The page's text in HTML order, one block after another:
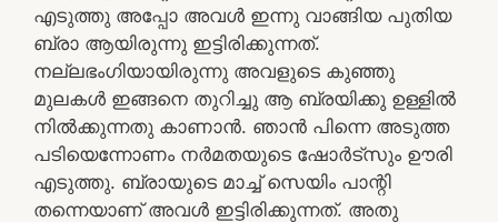
എടുത്തു അപ്പോ അവൾ ഇന്നു വാങ്ങിയ പുതിയ
ബ്രാ ആയിരുന്നു ഇട്ടിരിക്കുന്നത്.
നല്ലഭംഗിയായിരുന്നു അവളുടെ കുഞ്ഞു
മുലകൾ ഇങ്ങനെ തുറിച്ചു ആ ബ്രയിക്കു ഉള്ളിൽ
നിൽക്കുന്നതു കാണാൻ. ഞാൻ പിന്നെ അടുത്ത
പടിയെന്നോണം നർമതയുടെ ഷോർട്സും ഊരി
എടുത്തു. ബ്രായുടെ മാച്ച് സെയിം പാന്റി
തന്നെയാണ് അവൾ ഇട്ടിരിക്കുന്നത്. അതു